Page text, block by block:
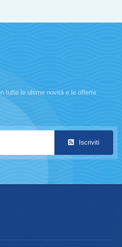
tutte le ultime novità e le offerte
Iscriviti